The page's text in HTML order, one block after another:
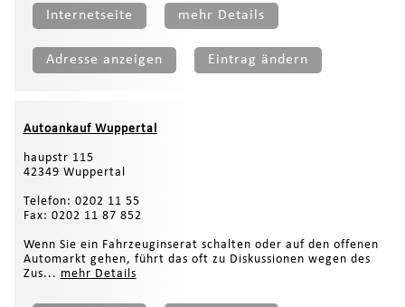
Internetseite mehr Details
Adresse anzeigen Eintrag ändern
Autoankauf Wuppertal
haupstr 115
42349 Wuppertal
Telefon: 0202 11 55
Fax: 0202 11 87 852
Wenn Sie ein Fahrzeuginserat schalten oder auf den offenen
Automarkt gehen, führt das oft zu Diskussionen wegen des
Zus... mehr Details